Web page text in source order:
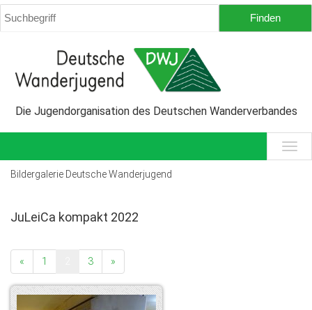
Die Jugendorganisation des Deutschen Wanderverbandes
Bildergalerie Deutsche Wanderjugend
JuLeiCa kompakt 2022
« 1 3 »